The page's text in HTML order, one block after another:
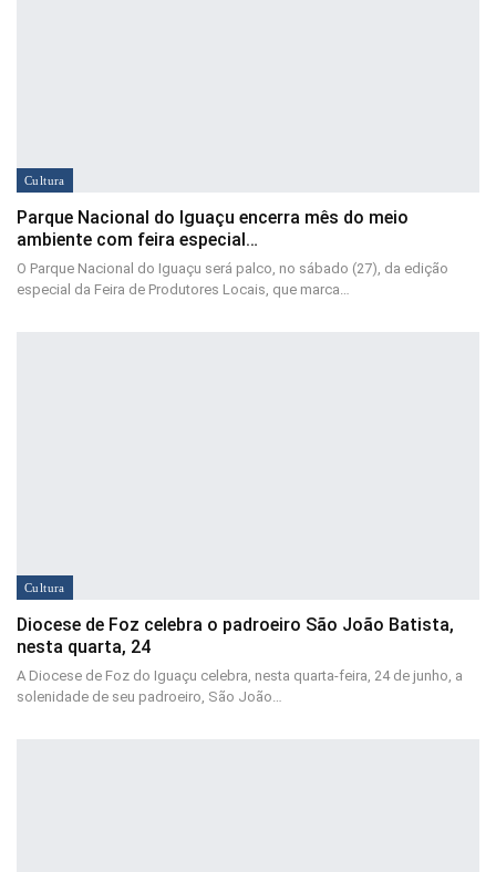
Cultura
Parque Nacional do Iguaçu encerra mês do meio
ambiente com feira especial…
O Parque Nacional do Iguaçu será palco, no sábado (27), da edição
especial da Feira de Produtores Locais, que marca…
Cultura
Diocese de Foz celebra o padroeiro São João Batista,
nesta quarta, 24
A Diocese de Foz do Iguaçu celebra, nesta quarta-feira, 24 de junho, a
solenidade de seu padroeiro, São João…